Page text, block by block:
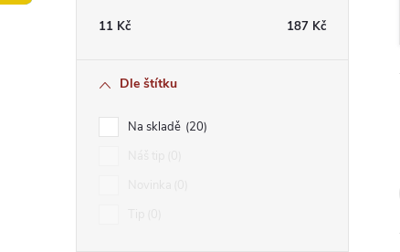
11 Kč 187 Kč
Dle štítku
Na skladě 20